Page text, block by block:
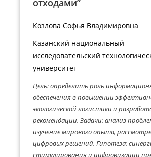
Козлова Софья Владимировна
Казанский национальный
исследовательский
университет
Цель: определить роль
обеспечения в повышении
экологической логистики и
рекомендации. Задачи: анализ
изучение мирового опыта,
цифровых решений. Гипотеза:
стимулирования и цифровизации